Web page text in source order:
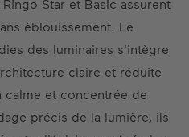
Star et Basic assurent
éblouissement. Le
des luminaires s'intègre
claire et réduite
et concentrée de
précis de la lumière, ils